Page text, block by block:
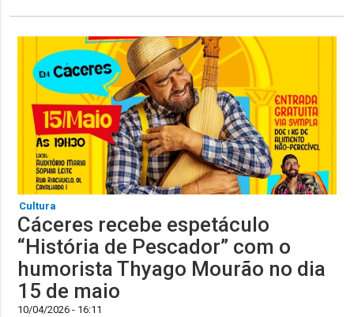
Cultura
Cáceres recebe espetáculo
“História de Pescador” com o
humorista Thyago Mourão no dia
15 de maio
10/04/2026 - 16:11